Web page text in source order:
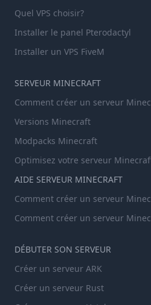
Quel VPS choisir?
Installer le panel Pterodactyl
Installer un VPS FiveM
SERVEUR MINECRAFT
Comment créer un serveur
Versions Minecraft
Modpacks Minecraft
Optimisez votre serveur
AIDE SERVEUR MINECRAFT
Comment créer un serveur
Comment créer un serveur
DÉBUTER SON SERVEUR
Créer un serveur ARK
Créer un serveur Rust